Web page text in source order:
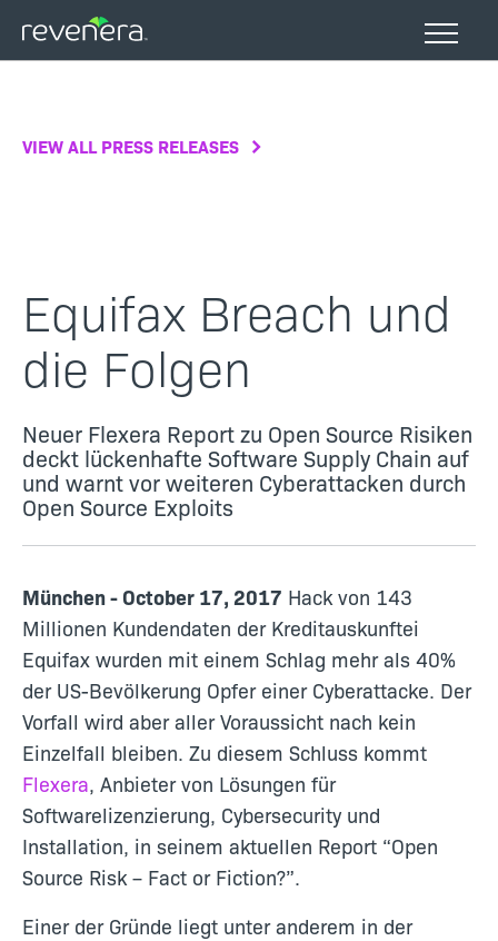
main
VIEW ALL PRESS RELEASES
Equifax Breach und
die Folgen
Neuer Flexera Report zu Open Source Risiken
deckt lückenhafte Software Supply Chain auf
und warnt vor weiteren Cyberattacken durch
Open Source Exploits
München - October 17, 2017 Hack von 143
Millionen Kundendaten der Kreditauskunftei
Equifax wurden mit einem Schlag mehr als 40%
der US-Bevölkerung Opfer einer Cyberattacke. Der
Vorfall wird aber aller Voraussicht nach kein
Einzelfall bleiben. Zu diesem Schluss kommt
Flexera, Anbieter von Lösungen für
Softwarelizenzierung, Cybersecurity und
Installation, in seinem aktuellen Report “Open
Source Risk – Fact or Fiction?”.
Einer der Gründe liegt unter anderem in der